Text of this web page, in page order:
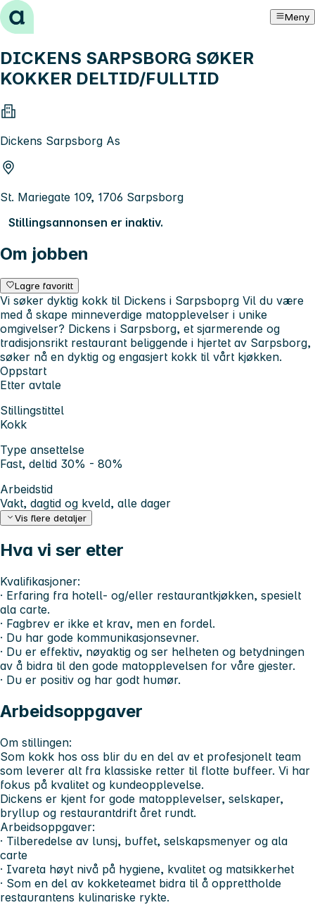
Hopp til innhold Meny
DICKENS SARPSBORG SØKER
KOKKER DELTID/FULLTID
Dickens Sarpsborg As
St. Mariegate 109, 1706 Sarpsborg
Stillingsannonsen er inaktiv.
Om jobben
Lagre favoritt
Vi søker dyktig kokk til Dickens i Sarpsboprg Vil du være
med å skape minneverdige matopplevelser i unike
omgivelser? Dickens i Sarpsborg, et sjarmerende og
tradisjonsrikt restaurant beliggende i hjertet av Sarpsborg,
søker nå en dyktig og engasjert kokk til vårt kjøkken.
Oppstart
Etter avtale
Stillingstittel
Kokk
Type ansettelse
Fast, deltid 30% - 80%
Arbeidstid
Vakt, dagtid og kveld, alle dager
Vis flere detaljer
Hva vi ser etter
Kvalifikasjoner:
· Erfaring fra hotell- og/eller restaurantkjøkken, spesielt
ala carte.
· Fagbrev er ikke et krav, men en fordel.
· Du har gode kommunikasjonsevner.
· Du er effektiv, nøyaktig og ser helheten og betydningen
av å bidra til den gode matopplevelsen for våre gjester.
· Du er positiv og har godt humør.
Arbeidsoppgaver
Om stillingen:
Som kokk hos oss blir du en del av et profesjonelt team
som leverer alt fra klassiske retter til flotte buffeer. Vi har
fokus på kvalitet og kundeopplevelse.
Dickens er kjent for gode matopplevelser, selskaper,
bryllup og restaurantdrift året rundt.
Arbeidsoppgaver:
· Tilberedelse av lunsj, buffet, selskapsmenyer og ala
carte
· Ivareta høyt nivå på hygiene, kvalitet og matsikkerhet
· Som en del av kokketeamet bidra til å opprettholde
restaurantens kulinariske rykte.